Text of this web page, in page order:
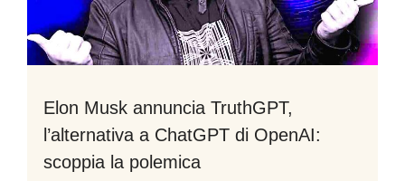
Elon Musk annuncia TruthGPT,
l’alternativa a ChatGPT di OpenAI:
scoppia la polemica